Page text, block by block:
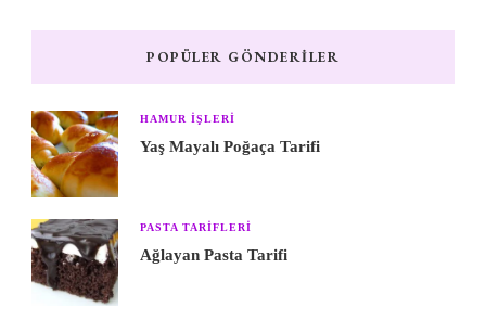
POPÜLER GÖNDERILER
HAMUR IŞLERI
Yaş Mayalı Poğaça Tarifi
PASTA TARIFLERI
Ağlayan Pasta Tarifi